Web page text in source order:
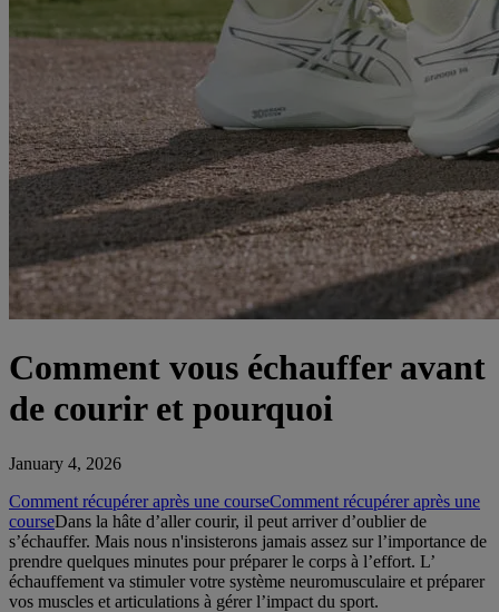
Comment vous échauffer avant
de courir et pourquoi
January 4, 2026
Comment récupérer après une courseComment récupérer après une
courseDans la hâte d’aller courir, il peut arriver d’oublier de
s’échauffer. Mais nous n'insisterons jamais assez sur l’importance de
prendre quelques minutes pour préparer le corps à l’effort. L’
échauffement va stimuler votre système neuromusculaire et préparer
vos muscles et articulations à gérer l’impact du sport.